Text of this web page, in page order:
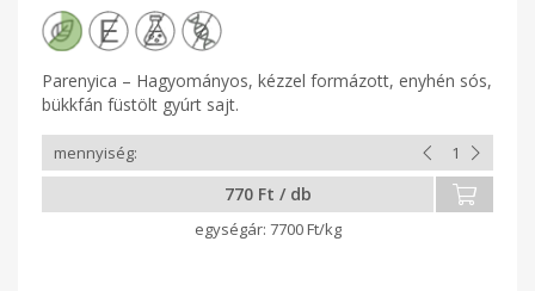
Parenyica – Hagyományos, kézzel formázott, enyhén sós,
bükkfán füstölt gyúrt sajt.
770 Ft / db
7700 Ft/kg